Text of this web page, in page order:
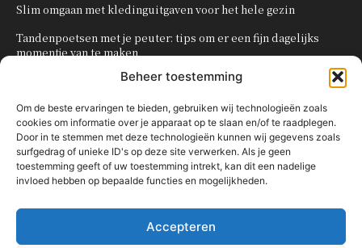
Beheer toestemming
Om de beste ervaringen te bieden, gebruiken wij technologieën zoals
cookies om informatie over je apparaat op te slaan en/of te raadplegen.
Door in te stemmen met deze technologieën kunnen wij gegevens zoals
surfgedrag of unieke ID's op deze site verwerken. Als je geen
toestemming geeft of uw toestemming intrekt, kan dit een nadelige
invloed hebben op bepaalde functies en mogelijkheden.
Accepteren
Slim omgaan met kledinguitgaven voor het hele gezin
Tandenpoetsen met je peuter: tips om er een fijn dagelijks
momentje van te maken
Zo organiseer je een onvergetelijk kinderfeestje
POPULAIRE CATEGORIEËN
OVERIG
KNUTSELEN MET KINDEREN
TRAKTATIES
80